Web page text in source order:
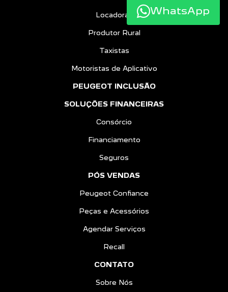
Locadoras
Produtor Rural
Taxistas
Motoristas de Aplicativo
PEUGEOT INCLUSÃO
SOLUÇÕES FINANCEIRAS
Consórcio
Financiamento
Seguros
PÓS VENDAS
Peugeot Confiance
Peças e Acessórios
Agendar Serviços
Recall
CONTATO
Sobre Nós
WhatsApp